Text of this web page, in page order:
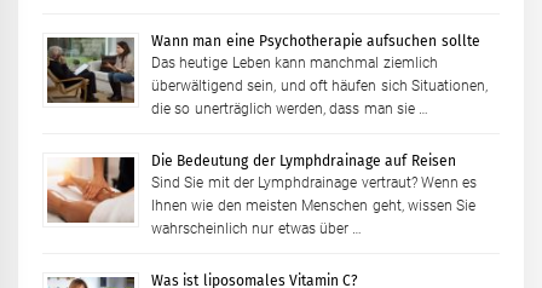
Wann man eine Psychotherapie aufsuchen sollte
Das heutige Leben kann manchmal ziemlich
überwältigend sein, und oft häufen sich Situationen,
die so unerträglich werden, dass man sie …
Die Bedeutung der Lymphdrainage auf Reisen
Sind Sie mit der Lymphdrainage vertraut? Wenn es
Ihnen wie den meisten Menschen geht, wissen Sie
wahrscheinlich nur etwas über …
Was ist liposomales Vitamin C?